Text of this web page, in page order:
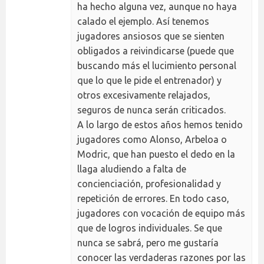
ha hecho alguna vez, aunque no haya
calado el ejemplo. Así tenemos
jugadores ansiosos que se sienten
obligados a reivindicarse (puede que
buscando más el lucimiento personal
que lo que le pide el entrenador) y
otros excesivamente relajados,
seguros de nunca serán criticados.
A lo largo de estos años hemos tenido
jugadores como Alonso, Arbeloa o
Modric, que han puesto el dedo en la
llaga aludiendo a falta de
concienciación, profesionalidad y
repetición de errores. En todo caso,
jugadores con vocación de equipo más
que de logros individuales. Se que
nunca se sabrá, pero me gustaría
conocer las verdaderas razones por las